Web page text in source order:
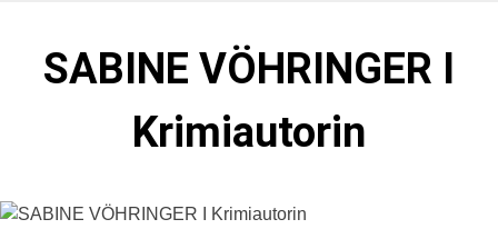
springenSABINE VÖHRINGER I
Krimiautorin
Vordergrund steht. Spielen zentral in der Münchner Altstadt.